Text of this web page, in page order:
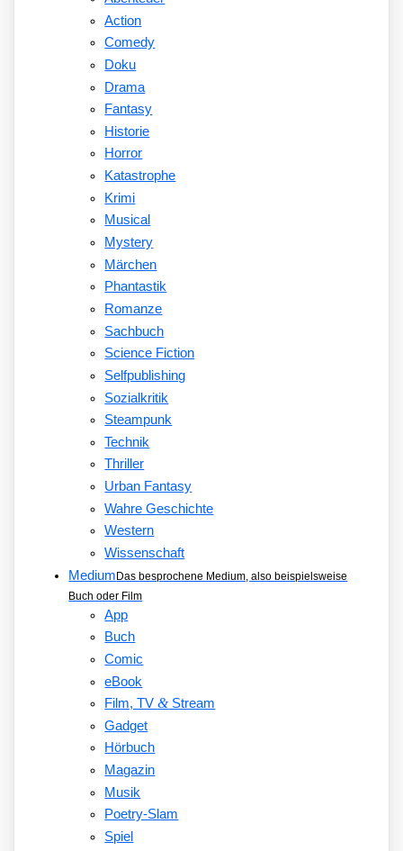
Action
Comedy
Doku
Drama
Fantasy
Historie
Horror
Katastrophe
Krimi
Musical
Mystery
Märchen
Phantastik
Romanze
Sachbuch
Science Fiction
Selfpublishing
Sozialkritik
Steampunk
Technik
Thriller
Urban Fantasy
Wahre Geschichte
Western
Wissenschaft
MediumDas besprochene Medium, also beispielsweise
Buch oder Film
App
Buch
Comic
eBook
Film, TV&Stream
Gadget
Hörbuch
Magazin
Musik
Poetry-Slam
Spiel